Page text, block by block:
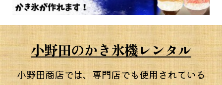
小野田のかき氷機レンタル
小野田商店では、専門店でも使用されている